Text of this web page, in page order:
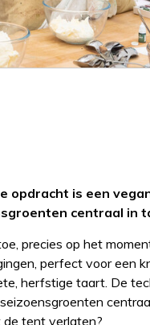
is een
centraal in
precies op het
perfect voor een
herfstige taart. De
tent verlaten?